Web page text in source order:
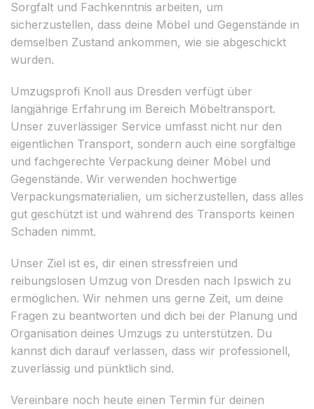
Sorgfalt und Fachkenntnis arbeiten, um
sicherzustellen, dass deine Möbel und Gegenstände in
demselben Zustand ankommen, wie sie abgeschickt
wurden.
Umzugsprofi Knoll aus Dresden verfügt über
langjährige Erfahrung im Bereich Möbeltransport.
Unser zuverlässiger Service umfasst nicht nur den
eigentlichen Transport, sondern auch eine sorgfältige
und fachgerechte Verpackung deiner Möbel und
Gegenstände. Wir verwenden hochwertige
Verpackungsmaterialien, um sicherzustellen, dass alles
gut geschützt ist und während des Transports keinen
Schaden nimmt.
Unser Ziel ist es, dir einen stressfreien und
reibungslosen Umzug von Dresden nach Ipswich zu
ermöglichen. Wir nehmen uns gerne Zeit, um deine
Fragen zu beantworten und dich bei der Planung und
Organisation deines Umzugs zu unterstützen. Du
kannst dich darauf verlassen, dass wir professionell,
zuverlässig und pünktlich sind.
Vereinbare noch heute einen Termin für deinen